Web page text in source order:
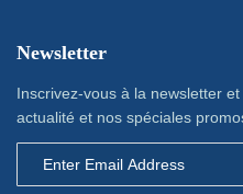
Newsletter
Inscrivez-vous à la newsletter
actualité et nos spéciales